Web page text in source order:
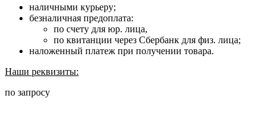
наличными курьеру;
безналичная предоплата:
по счету для юр. лица,
по квитанции через Сбербанк для физ. лица;
наложенный платеж при получении товара.
Наши реквизиты:
по запросу